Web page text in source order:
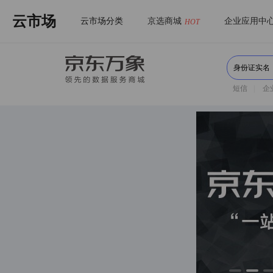
云市场 云市场分类 京选商城 HOT 企业应用中
短信 企